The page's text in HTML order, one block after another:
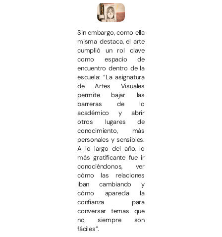
Sin embargo, como ella
misma destaca, el arte
cumplió un rol clave
como espacio de
encuentro dentro de la
escuela: “La asignatura
de Artes Visuales
permite bajar las
barreras de lo
académico y abrir
otros lugares de
conocimiento, más
personales y sensibles.
A lo largo del año, lo
más gratificante fue ir
conociéndonos, ver
cómo las relaciones
iban cambiando y
cómo aparecía la
confianza para
conversar temas que
no siempre son
fáciles”.